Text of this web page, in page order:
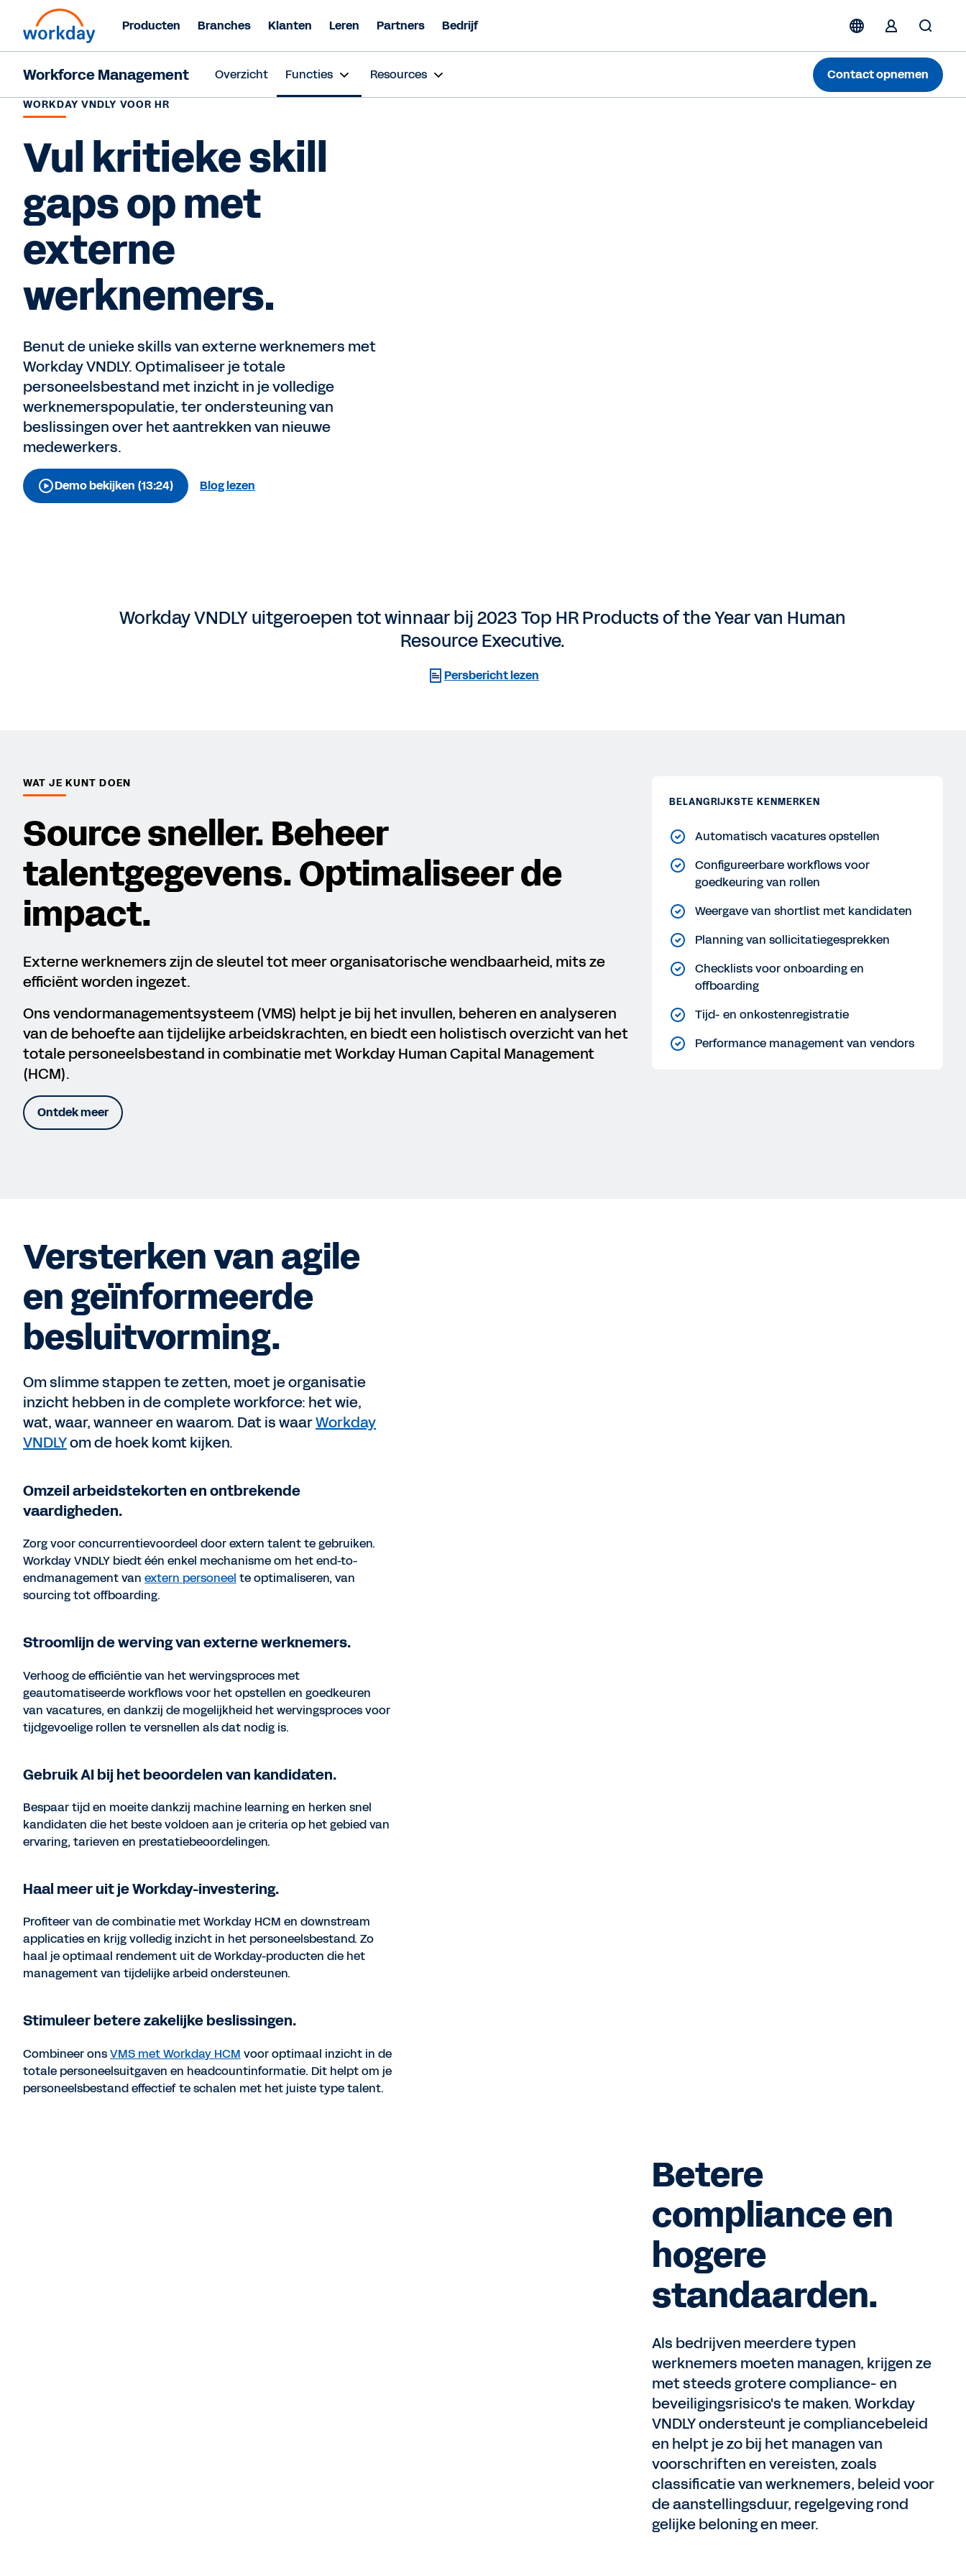
Producten Branches Klanten Leren Partners Bedrijf
Workforce Management Overzicht Functies Resources Contact opnemen
WORKDAY VNDLY VOOR HR
Vul kritieke skill
gaps op met
externe
werknemers.
Benut de unieke skills van externe werknemers met
Workday VNDLY. Optimaliseer je totale
personeelsbestand met inzicht in je volledige
werknemerspopulatie, ter ondersteuning van
beslissingen over het aantrekken van nieuwe
medewerkers.
Demo bekijken (13:24) Blog lezen
Workday VNDLY uitgeroepen tot winnaar bij 2023 Top HR Products of the Year van Human
Resource Executive.
Persbericht lezen
WAT JE KUNT DOEN
Source sneller. Beheer
talentgegevens. Optimaliseer de
impact.
Externe werknemers zijn de sleutel tot meer organisatorische wendbaarheid, mits ze
efficiënt worden ingezet.
Ons vendormanagementsysteem (VMS) helpt je bij het invullen, beheren en analyseren
van de behoefte aan tijdelijke arbeidskrachten, en biedt een holistisch overzicht van het
totale personeelsbestand in combinatie met Workday Human Capital Management
(HCM).
Ontdek meer
BELANGRIJKSTE KENMERKEN
Automatisch vacatures opstellen
Configureerbare workflows voor
goedkeuring van rollen
Weergave van shortlist met kandidaten
Planning van sollicitatiegesprekken
Checklists voor onboarding en
offboarding
Tijd- en onkostenregistratie
Performance management van vendors
Versterken van agile
en geïnformeerde
besluitvorming.
Om slimme stappen te zetten, moet je organisatie
inzicht hebben in de complete workforce: het wie,
wat, waar, wanneer en waarom. Dat is waarWorkday
VNDLYom de hoek komt kijken.
Omzeil arbeidstekorten en ontbrekende
vaardigheden.
Zorg voor concurrentievoordeel door extern talent te gebruiken.
Workday VNDLY biedt één enkel mechanisme om het end-to-
endmanagement vanextern personeel te optimaliseren, van
sourcing tot offboarding.
Stroomlijn de werving van externe werknemers.
Verhoog de efficiëntie van het wervingsproces met
geautomatiseerde workflows voor het opstellen en goedkeuren
van vacatures, en dankzij de mogelijkheid het wervingsproces voor
tijdgevoelige rollen te versnellen als dat nodig is.
Gebruik AI bij het beoordelen van kandidaten.
Bespaar tijd en moeite dankzij machine learning en herken snel
kandidaten die het beste voldoen aan je criteria op het gebied van
ervaring, tarieven en prestatiebeoordelingen.
Haal meer uit je Workday-investering.
Profiteer van de combinatie met Workday HCM en downstream
applicaties en krijg volledig inzicht in het personeelsbestand. Zo
haal je optimaal rendement uit de Workday-producten die het
management van tijdelijke arbeid ondersteunen.
Stimuleer betere zakelijke beslissingen.
Combineer onsVMS met Workday HCM voor optimaal inzicht in de
totale personeelsuitgaven en headcountinformatie. Dit helpt om je
personeelsbestand effectief te schalen met het juiste type talent.
Betere
compliance en
hogere
standaarden.
Als bedrijven meerdere typen
werknemers moeten managen, krijgen ze
met steeds grotere compliance- en
beveiligingsrisico's te maken. Workday
VNDLY ondersteunt je compliancebeleid
en helpt je zo bij het managen van
voorschriften en vereisten, zoals
classificatie van werknemers, beleid voor
de aanstellingsduur, regelgeving rond
gelijke beloning en meer.